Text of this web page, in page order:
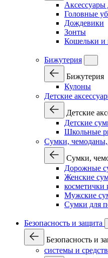
Аксессуары
Головные
Дождевики
Зонты
Кошельки и
Бижутерия
Бижутерия
Кулоны
Детские
Детские
Детские
Школьные
Сумки,
Сумки,
Дорожные
Женские
косметички
Мужские
Сумки для
Безопасность и защита
Безопасность и
системы и